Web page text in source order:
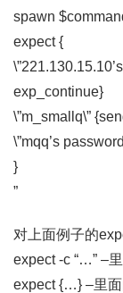
spawn
expect {
exp_continue}
\”m_smallq\”
\”mqq’s
}
”
对上面例子的
expect -c “…” –
expect {…} –里